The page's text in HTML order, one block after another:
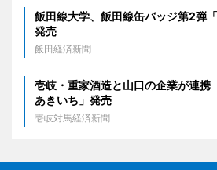
飯田線大学、飯田線缶バッジ第2弾
発売
飯田経済新聞
壱岐・重家酒造と山口の企業が連
あきいち」発売
壱岐対馬経済新聞